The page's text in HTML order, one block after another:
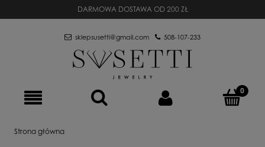
DARMOWA DOSTAWA OD 200 ZŁ
sklepsusetti@gmail.com 508-107-233
Strona główna